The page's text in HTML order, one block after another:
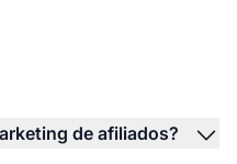
de afiliados?